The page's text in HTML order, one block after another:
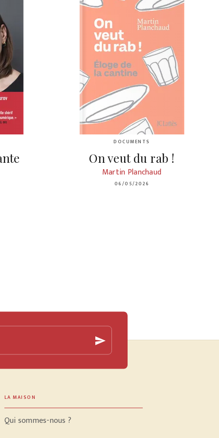
DOCUMENTS
On veut du rab !
Martin Planchaud
06/05/2026
send
LA MAISON
Qui sommes-nous ?